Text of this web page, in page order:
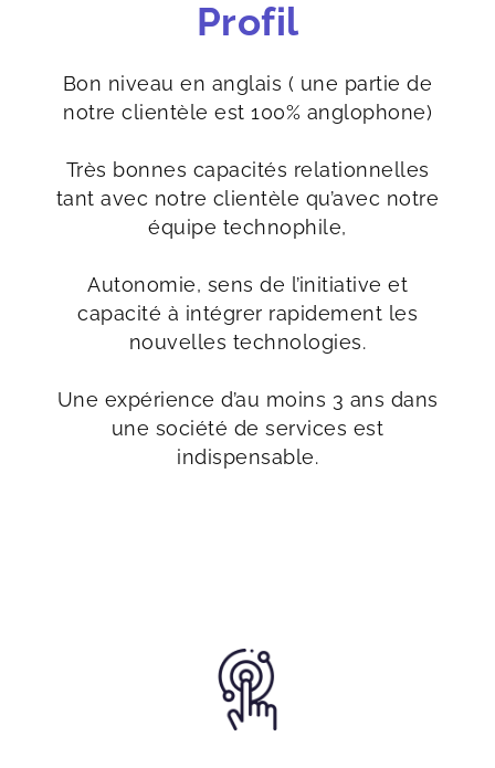
Profil
Bon niveau en anglais ( une partie de
notre clientèle est 100% anglophone)
Très bonnes capacités relationnelles
tant avec notre clientèle qu’avec notre
équipe technophile,
Autonomie, sens de l’initiative et
capacité à intégrer rapidement les
nouvelles technologies.
Une expérience d’au moins 3 ans dans
une société de services est
indispensable.